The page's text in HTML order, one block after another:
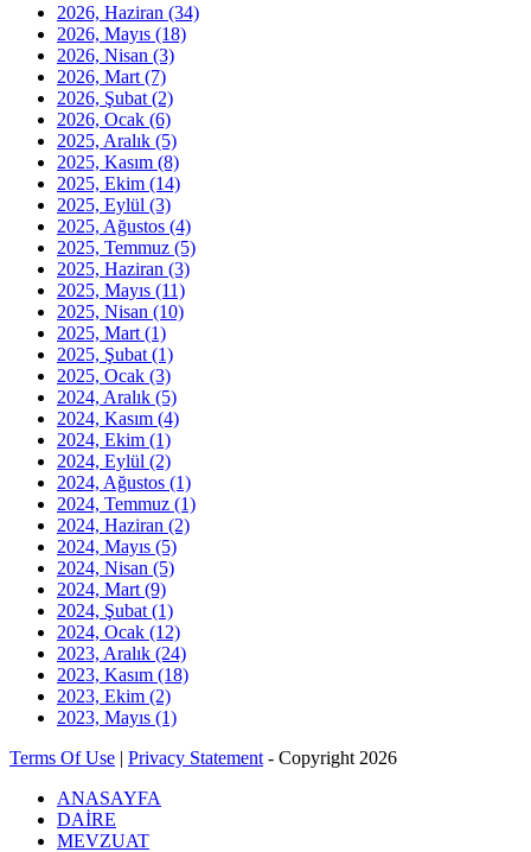
2026, Haziran (34)
2026, Mayıs (18)
2026, Nisan (3)
2026, Mart (7)
2026, Şubat (2)
2026, Ocak (6)
2025, Aralık (5)
2025, Kasım (8)
2025, Ekim (14)
2025, Eylül (3)
2025, Ağustos (4)
2025, Temmuz (5)
2025, Haziran (3)
2025, Mayıs (11)
2025, Nisan (10)
2025, Mart (1)
2025, Şubat (1)
2025, Ocak (3)
2024, Aralık (5)
2024, Kasım (4)
2024, Ekim (1)
2024, Eylül (2)
2024, Ağustos (1)
2024, Temmuz (1)
2024, Haziran (2)
2024, Mayıs (5)
2024, Nisan (5)
2024, Mart (9)
2024, Şubat (1)
2024, Ocak (12)
2023, Aralık (24)
2023, Kasım (18)
2023, Ekim (2)
2023, Mayıs (1)
Terms Of Use | Privacy Statement - Copyright 2026
ANASAYFA
DAİRE
MEVZUAT